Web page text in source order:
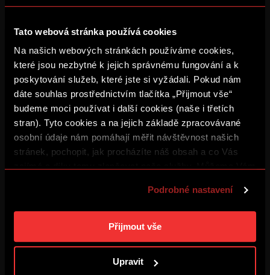
Tato webová stránka používá cookies
Na našich webových stránkách používáme cookies,
které jsou nezbytné k jejich správnému fungování a k
poskytování služeb, které jste si vyžádali. Pokud nám
dáte souhlas prostřednictvím tlačítka „Přijmout vše“
budeme moci používat i další cookies (naše i třetích
stran). Tyto cookies a na jejich základě zpracovávané
osobní údaje nám pomáhají měřit návštěvnost našich
stránek, pochopit, jak procházíte náš obsah a co Vás
reklamu na základě Vašich preferencí. Jednotlivé
cookies a účely zpracování si můžete nastavit v
„Podrobném nastavení“. Nastavení cookies si můžete
kdykoliv změnit. Jak takovou úpravu provést a další
Podrobné nastavení
Přijmout vše
Upravit
Šlo to trefit i lépe
ZÁZNAM: Sparta – Olympique
4. 8. 2026
BUĎ V TÝMU: FOCUS #3
3. 8. 2026
ZÁZNAM: Tiskovka před
3. 8. 2026
2. 8. 2026